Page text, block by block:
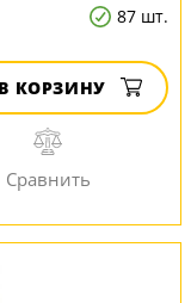
87 шт.
В КОРЗИНУ